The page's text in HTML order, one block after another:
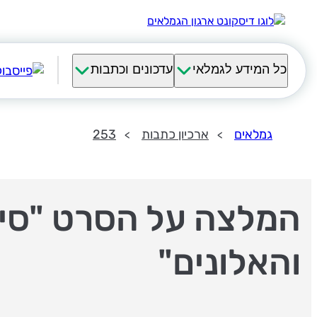
כל המידע לגמלאי עדכונים וכתבות
גמלאים ארכיון כתבות 253
המלצה על הסרט
והאלונים"